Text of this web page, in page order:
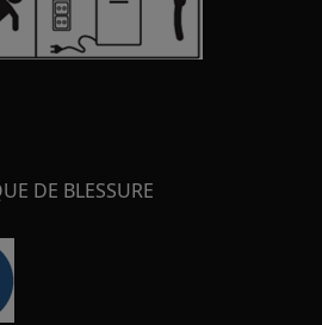
DE BLESSURE